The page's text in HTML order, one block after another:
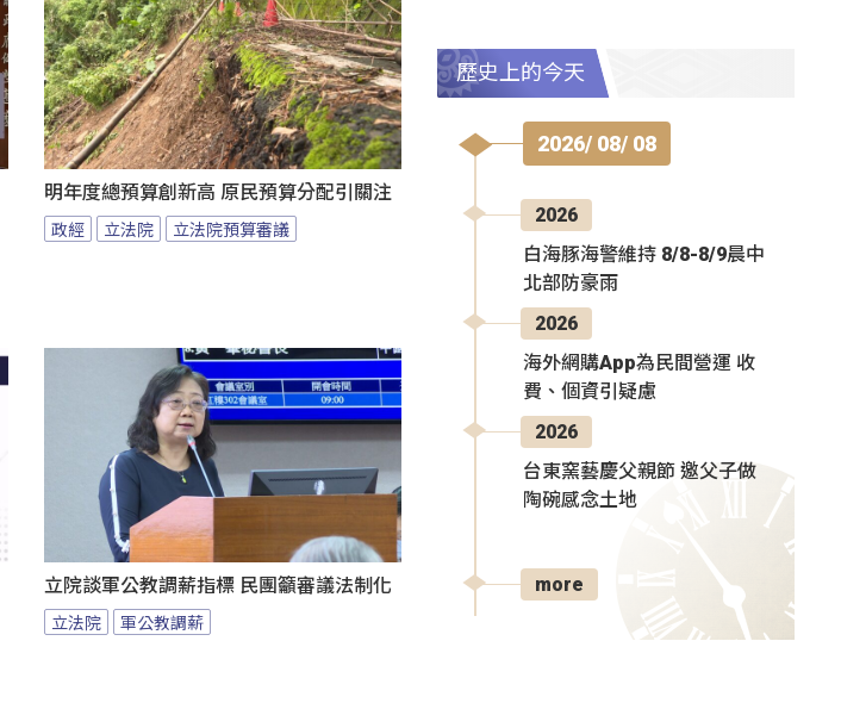
明年度總預算創新高 原民預算分配引關注
政經 立法院 立法院預算審議
立院談軍公教調薪指標 民團籲審議法制化
立法院 軍公教調薪
歷史上的今天
2026/ 08/ 08
2026
白海豚海警維持 8/8-8/9晨中
北部防豪雨
2026
海外網購App為民間營運 收
費、個資引疑慮
2026
台東窯藝慶父親節 邀父子做
陶碗感念土地
more